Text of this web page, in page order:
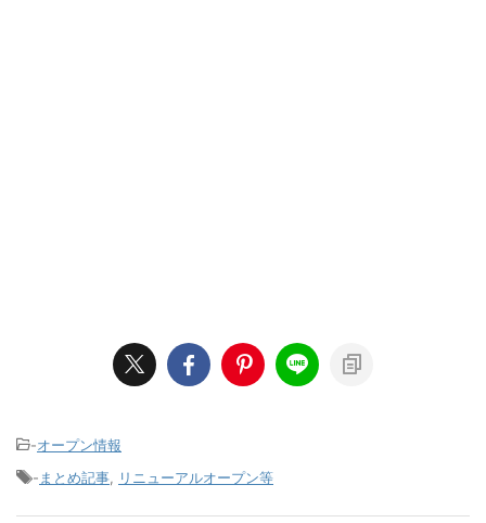
-オープン情報
- まとめ記事 リニューアルオープン等